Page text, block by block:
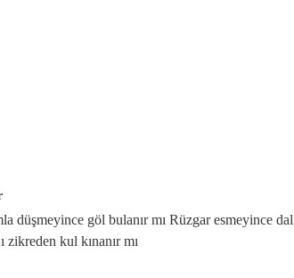
düşmeyince göl bulanır mı Rüzgar esmeyince dal
zikreden kul kınanır mı